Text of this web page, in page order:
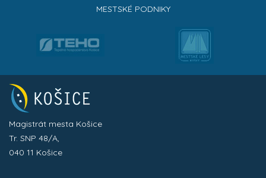
MESTSKÉ PODNIKY
Magistrát mesta Košice
Tr. SNP 48/A,
040 11 Košice